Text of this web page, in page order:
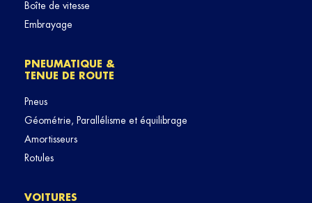
Boîte de vitesse
Embrayage
PNEUMATIQUE &
TENUE DE ROUTE
Pneus
Géométrie, Parallélisme et équilibrage
Amortisseurs
Rotules
VOITURES